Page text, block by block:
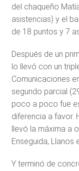
del chaqueño
asistencias) y el
de 18 puntos y 7
Después de un
lo llevó con un
Comunicaciones
segundo parcial
poco a poco fue
diferencia a favor.
llevó la máxima a
Enseguida, Llanos
Y terminó de